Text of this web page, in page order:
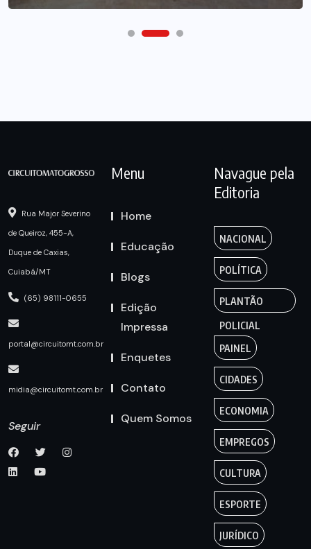
Rua Major Severino
de Queiroz, 455-A,
Duque de Caxias,
Cuiabá/MT
(65) 98111-0655
portal@circuitomt.com.br
midia@circuitomt.com.br
Seguir
Menu
Home
Educação
Blogs
Edição
Impressa
Enquetes
Contato
Quem Somos
Navague pela
Editoria
NACIONAL
POLÍTICA
PLANTÃO
POLICIAL
PAINEL
CIDADES
ECONOMIA
EMPREGOS
CULTURA
ESPORTE
JURÍDICO